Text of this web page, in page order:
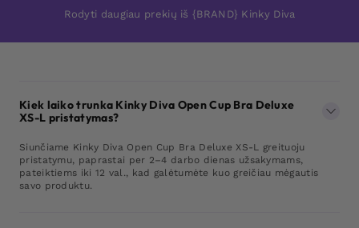
Rodyti daugiau prekių iš {BRAND} Kinky Diva
Kiek laiko trunka Kinky Diva Open Cup Bra Deluxe
XS-L pristatymas?
Siunčiame Kinky Diva Open Cup Bra Deluxe XS-L greituoju
pristatymu, paprastai per 2–4 darbo dienas užsakymams,
pateiktiems iki 12 val., kad galėtumėte kuo greičiau mėgautis
savo produktu.